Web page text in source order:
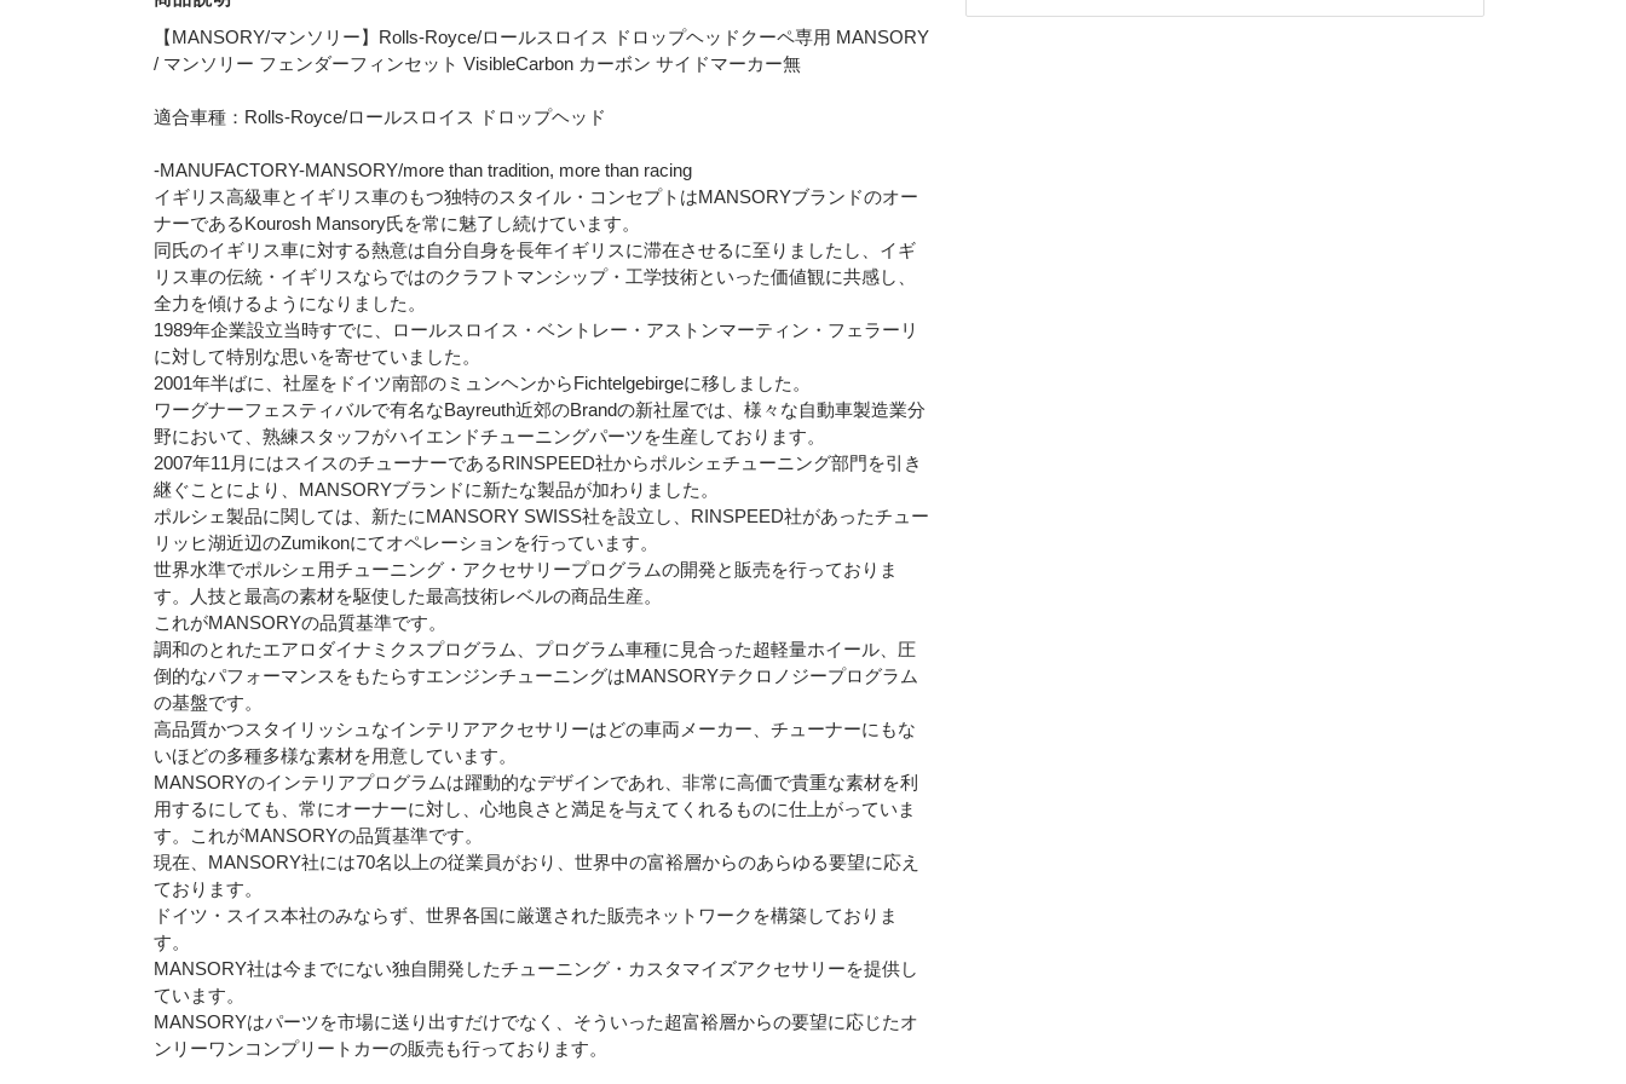
【MANSORY/マンソリー】Rolls-Royce/ロールスロイス ドロップヘッドクーペ専用 MANSORY
/ マンソリー フェンダーフィンセット VisibleCarbon カーボン サイドマーカー無
適合車種：Rolls-Royce/ロールスロイス ドロップヘッド
-MANUFACTORY-MANSORY/more than tradition, more than racing
イギリス高級車とイギリス車のもつ独特のスタイル・コンセプトはMANSORYブランドのオー
ナーであるKourosh Mansory氏を常に魅了し続けています。
同氏のイギリス車に対する熱意は自分自身を長年イギリスに滞在させるに至りましたし、イギ
リス車の伝統・イギリスならではのクラフトマンシップ・工学技術といった価値観に共感し、
全力を傾けるようになりました。
1989年企業設立当時すでに、ロールスロイス・ベントレー・アストンマーティン・フェラーリ
に対して特別な思いを寄せていました。
2001年半ばに、社屋をドイツ南部のミュンヘンからFichtelgebirgeに移しました。
ワーグナーフェスティバルで有名なBayreuth近郊のBrandの新社屋では、様々な自動車製造業分
野において、熟練スタッフがハイエンドチューニングパーツを生産しております。
2007年11月にはスイスのチューナーであるRINSPEED社からポルシェチューニング部門を引き
継ぐことにより、MANSORYブランドに新たな製品が加わりました。
ポルシェ製品に関しては、新たにMANSORY SWISS社を設立し、RINSPEED社があったチュー
リッヒ湖近辺のZumikonにてオペレーションを行っています。
世界水準でポルシェ用チューニング・アクセサリープログラムの開発と販売を行っておりま
す。人技と最高の素材を駆使した最高技術レベルの商品生産。
これがMANSORYの品質基準です。
調和のとれたエアロダイナミクスプログラム、プログラム車種に見合った超軽量ホイール、圧
倒的なパフォーマンスをもたらすエンジンチューニングはMANSORYテクロノジープログラム
の基盤です。
高品質かつスタイリッシュなインテリアアクセサリーはどの車両メーカー、チューナーにもな
いほどの多種多様な素材を用意しています。
MANSORYのインテリアプログラムは躍動的なデザインであれ、非常に高価で貴重な素材を利
用するにしても、常にオーナーに対し、心地良さと満足を与えてくれるものに仕上がっていま
す。これがMANSORYの品質基準です。
現在、MANSORY社には70名以上の従業員がおり、世界中の富裕層からのあらゆる要望に応え
ております。
ドイツ・スイス本社のみならず、世界各国に厳選された販売ネットワークを構築しておりま
す。
MANSORY社は今までにない独自開発したチューニング・カスタマイズアクセサリーを提供し
ています。
MANSORYはパーツを市場に送り出すだけでなく、そういった超富裕層からの要望に応じたオ
ンリーワンコンプリートカーの販売も行っております。